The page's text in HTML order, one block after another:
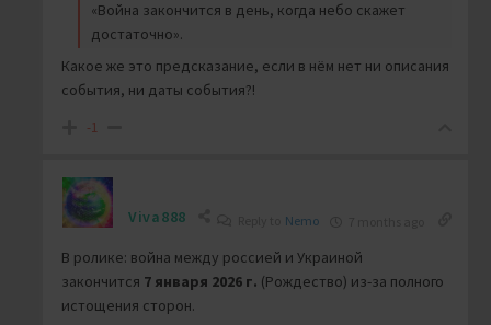
«Война закончится в день, когда небо скажет
достаточно».
Какое же это предсказание, если в нём нет ни описания
события, ни даты события?!
-1
Viva888 Nemo
В ролике: война между россией и Украиной
закончится 7 января 2026 г. (Рождество) из-за полного
истощения сторон.